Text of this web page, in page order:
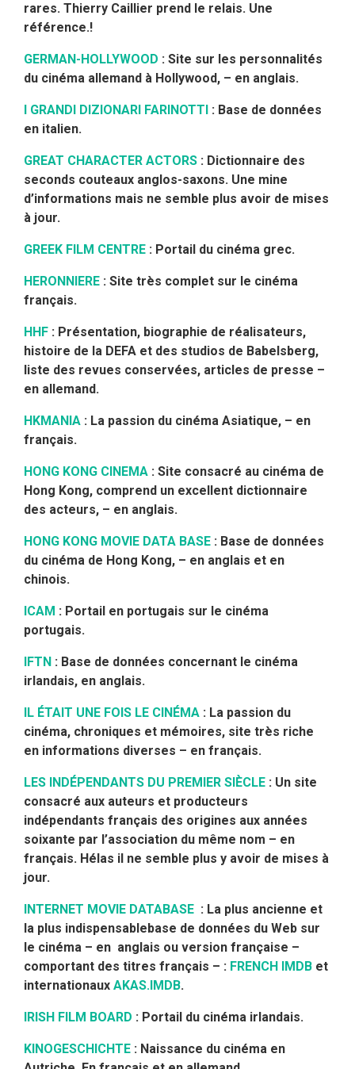
rares. Thierry Caillier prend le relais. Une
référence.!
GERMAN-HOLLYWOOD : Site sur les personnalités
du cinéma allemand à Hollywood, – en anglais.
I GRANDI DIZIONARI FARINOTTI : Base de données
en italien.
GREAT CHARACTER ACTORS : Dictionnaire des
seconds couteaux anglos-saxons. Une mine
d’informations mais ne semble plus avoir de mises
à jour.
GREEK FILM CENTRE : Portail du cinéma grec.
HERONNIERE : Site très complet sur le cinéma
français.
HHF : Présentation, biographie de réalisateurs,
histoire de la DEFA et des studios de Babelsberg,
liste des revues conservées, articles de presse –
en allemand.
HKMANIA : La passion du cinéma Asiatique, – en
français.
HONG KONG CINEMA : Site consacré au cinéma de
Hong Kong, comprend un excellent dictionnaire
des acteurs, – en anglais.
HONG KONG MOVIE DATA BASE : Base de données
du cinéma de Hong Kong, – en anglais et en
chinois.
ICAM : Portail en portugais sur le cinéma
portugais.
IFTN : Base de données concernant le cinéma
irlandais, en anglais.
IL ÉTAIT UNE FOIS LE CINÉMA : La passion du
cinéma, chroniques et mémoires, site très riche
en informations diverses – en français.
LES INDÉPENDANTS DU PREMIER SIÈCLE : Un site
consacré aux auteurs et producteurs
indépendants français des origines aux années
soixante par l’association du même nom – en
français. Hélas il ne semble plus y avoir de mises à
jour.
INTERNET MOVIE DATABASE : La plus ancienne et
la plus indispensablebase de données du Web sur
le cinéma – en anglais ou version française –
comportant des titres français – : FRENCH IMDB et
internationaux AKAS.IMDB.
IRISH FILM BOARD : Portail du cinéma irlandais.
KINOGESCHICHTE : Naissance du cinéma en